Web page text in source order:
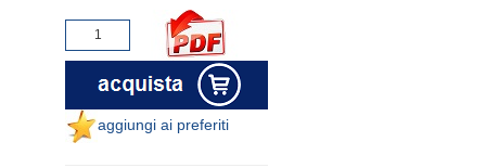
aggiungi ai preferiti